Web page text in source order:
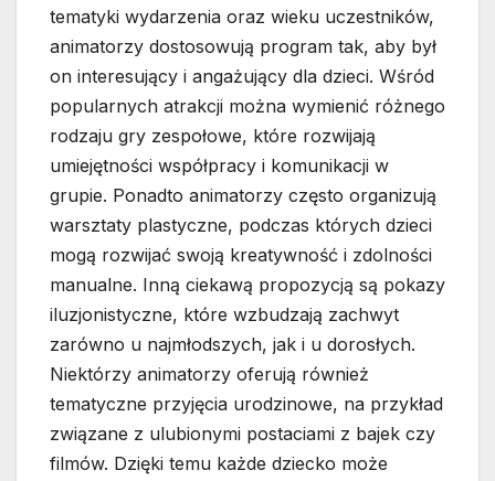
tematyki wydarzenia oraz wieku uczestników,
animatorzy dostosowują program tak, aby był
on interesujący i angażujący dla dzieci. Wśród
popularnych atrakcji można wymienić różnego
rodzaju gry zespołowe, które rozwijają
umiejętności współpracy i komunikacji w
grupie. Ponadto animatorzy często organizują
warsztaty plastyczne, podczas których dzieci
mogą rozwijać swoją kreatywność i zdolności
manualne. Inną ciekawą propozycją są pokazy
iluzjonistyczne, które wzbudzają zachwyt
zarówno u najmłodszych, jak i u dorosłych.
Niektórzy animatorzy oferują również
tematyczne przyjęcia urodzinowe, na przykład
związane z ulubionymi postaciami z bajek czy
filmów. Dzięki temu każde dziecko może